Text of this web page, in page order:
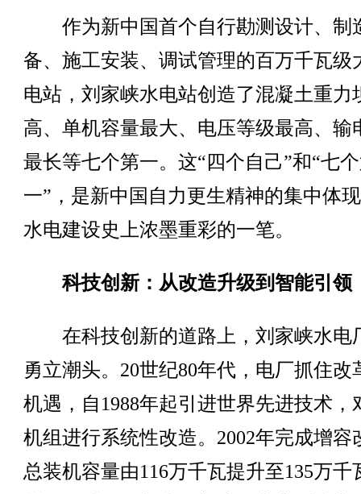
作为新中国首个自行勘测设计、制
备、施工安装、调试管理的百万千瓦级
电站，刘家峡水电站创造了混凝土重力
高、单机容量最大、电压等级最高、输
最长等七个第一。这“四个自己”和“七
一”，是新中国自力更生精神的集中体
水电建设史上浓墨重彩的一笔。
科技创新：从改造升级到智能引领
在科技创新的道路上，刘家峡水电
勇立潮头。20世纪80年代，电厂抓住改
机遇，自1988年起引进世界先进技术，
机组进行系统性改造。2002年完成增容
总装机容量由116万千瓦提升至135万千